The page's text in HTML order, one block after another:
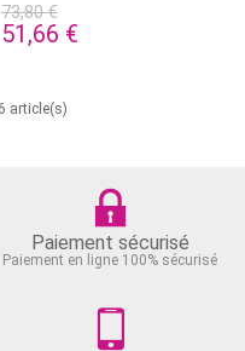
73,80 €
51,66 €
article(s)
Paiement sécurisé
Paiement en ligne 100% sécurisé